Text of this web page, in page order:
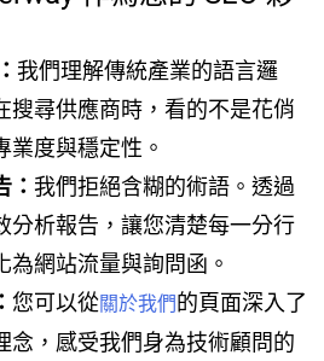
我們理解傳統產業的語言邏
搜尋供應商時，看的不是花俏
業度與穩定性。
： 我們拒絕含糊的術語。透過
分析報告，讓您清楚每一分行
為網站流量與詢問函。
您可以從關於我們的頁面深入了
念，感受我們身為技術顧問的